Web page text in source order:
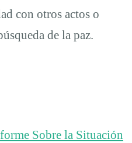
con otros actos o
de la paz.
Sobre la Situación